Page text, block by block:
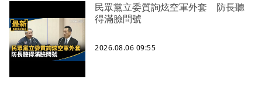
民眾黨立委質詢炫空軍外套 防長聽
得滿臉問號
2026.08.06 09:55